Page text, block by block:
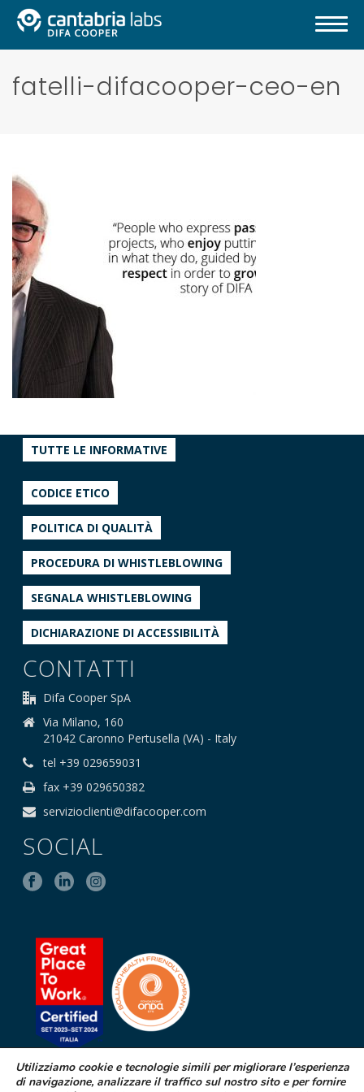
fatelli-difacooper-ceo-en
TUTTE LE INFORMATIVE
CODICE ETICO
POLITICA DI QUALITÀ
PROCEDURA DI WHISTLEBLOWING
SEGNALA WHISTLEBLOWING
DICHIARAZIONE DI ACCESSIBILITÀ
CONTATTI
Difa Cooper SpA
Via Milano, 160
21042 Caronno Pertusella (VA) - Italy
tel +39 029659031
fax +39 029650382
servizioclienti@difacooper.com
SOCIAL
Utilizziamo cookie e tecnologie simili per migliorare l’esperienza
di navigazione, analizzare il traffico sul nostro sito e per fornire